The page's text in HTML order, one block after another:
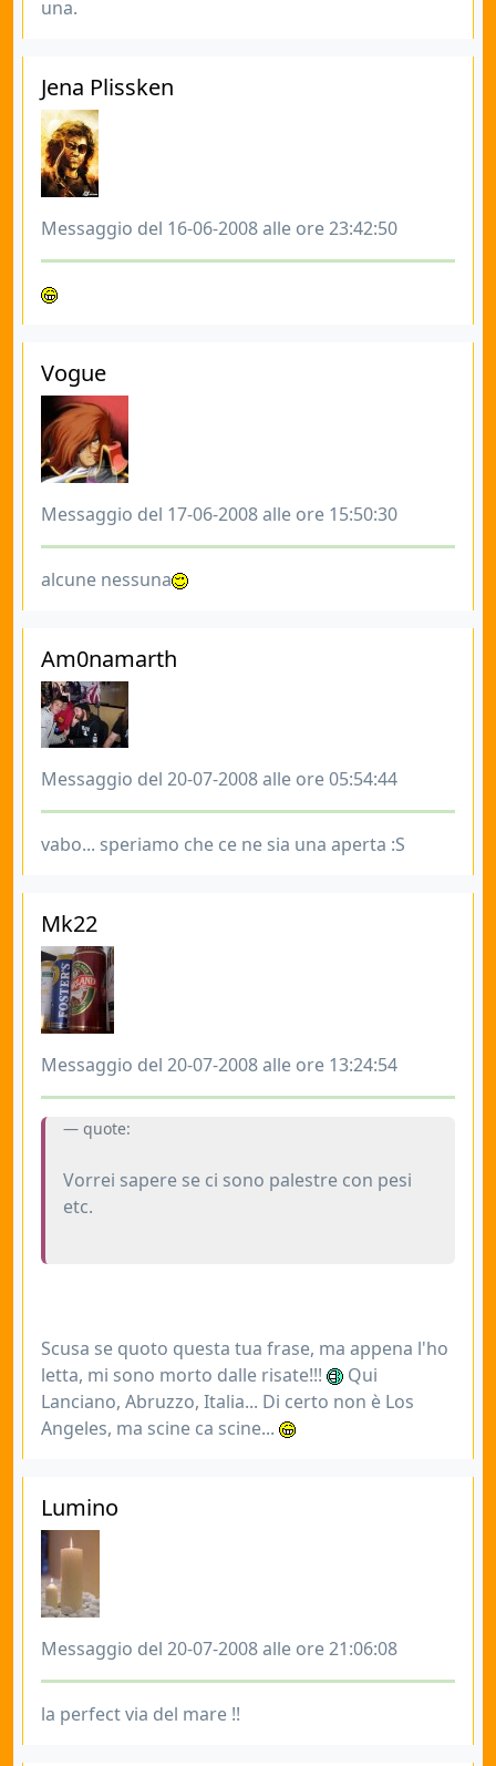
una.
Jena Plissken
Messaggio del 16-06-2008 alle ore 23:42:50
Vogue
Messaggio del 17-06-2008 alle ore 15:50:30
alcune nessuna
Am0namarth
Messaggio del 20-07-2008 alle ore 05:54:44
vabo... speriamo che ce ne sia una aperta :S
Mk22
Messaggio del 20-07-2008 alle ore 13:24:54
quote:
Vorrei sapere se ci sono palestre con pesi
etc.
Scusa se quoto questa tua frase, ma appena l'ho
letta, mi sono morto dalle risate!!!
Qui
Lanciano, Abruzzo, Italia... Di certo non è Los
Angeles, ma scine ca scine...
Lumino
Messaggio del 20-07-2008 alle ore 21:06:08
la perfect via del mare !!